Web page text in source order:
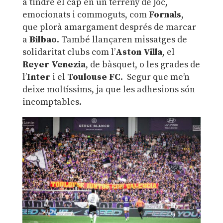
a tindre el cap en un terreny de joc,
emocionats i commoguts, com Fornals,
que plorà amargament després de marcar
aBilbao. També llançaren missatges de
solidaritat clubs com l’Aston Villa, el
Reyer Venezia, de bàsquet, o les grades de
l’Inter i el Toulouse FC. Segur que me’n
deixe moltíssims, ja que les adhesions són
incomptables.